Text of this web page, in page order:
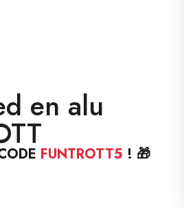
en alu
FUNTROTT5 ! 🎁